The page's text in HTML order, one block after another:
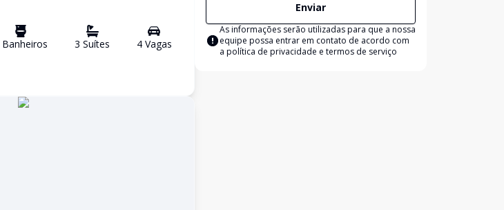
Banheiros 3 Suítes 4Vagas
Enviar
As informações serão utilizadas para que a nossa
equipe possa entrar em contato de acordo com
a política de privacidade e termos de serviço